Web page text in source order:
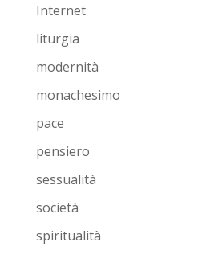
Internet
liturgia
modernità
monachesimo
pace
pensiero
sessualità
società
spiritualità